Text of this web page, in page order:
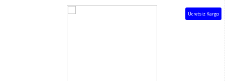
Ücretsiz Kargo